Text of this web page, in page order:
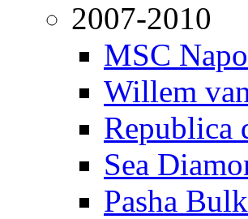
2007-2010
MSC
Willem
Republica
Sea
Pasha